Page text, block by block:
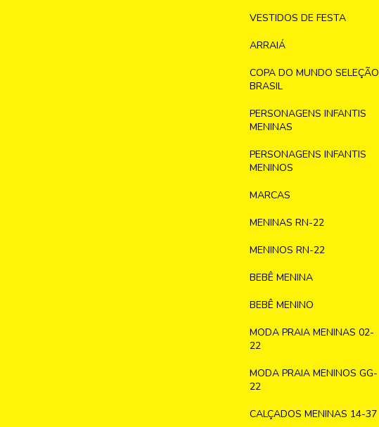
VESTIDOS DE FESTA
ARRAIÁ
COPA DO MUNDO SELEÇÃO
BRASIL
PERSONAGENS INFANTIS
MENINAS
PERSONAGENS INFANTIS
MENINOS
MARCAS
MENINAS RN-22
MENINOS RN-22
BEBÊ MENINA
BEBÊ MENINO
MODA PRAIA MENINAS 02-
22
MODA PRAIA MENINOS GG-
22
CALÇADOS MENINAS 14-37